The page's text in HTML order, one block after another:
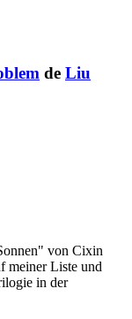
de Liu
von Cixin
meiner Liste und
in der